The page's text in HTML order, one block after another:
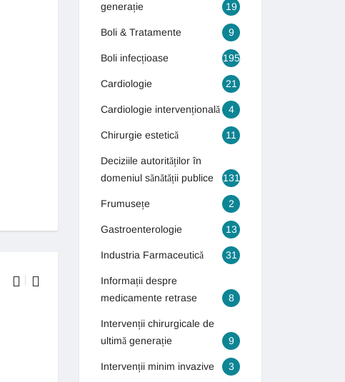
Generația autismului! Numărul copiilor care suferă de autism
13 septembrie 2018
generație
19
Boli & Tratamente 9
Boli infecțioase 195
Cardiologie 21
Cardiologie intervențională 4
Chirurgie estetică 11
Deciziile autorităților în
domeniul sănătății publice
131
Frumusețe 2
Gastroenterologie 13
Industria Farmaceutică 31
Informații despre
medicamente retrase
8
Intervenții chirurgicale de
ultimă generație
9
Intervenții minim invazive 3